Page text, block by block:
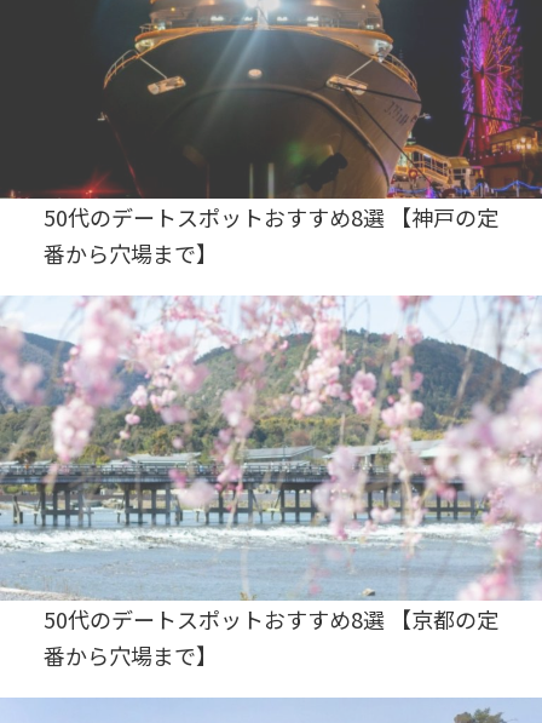
50代のデートスポットおすすめ8選 【神戸の定
番から穴場まで】
50代のデートスポットおすすめ8選 【京都の定
番から穴場まで】